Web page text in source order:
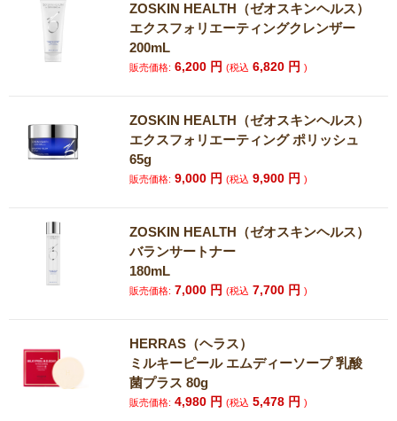
ZOSKIN HEALTH（ゼオスキンヘルス）
エクスフォリエーティングクレンザー
200mL
販売価格: 6,200 円(税込 6,820 円)
ZOSKIN HEALTH（ゼオスキンヘルス）
エクスフォリエーティング ポリッシュ
65g
販売価格: 9,000 円(税込 9,900 円)
ZOSKIN HEALTH（ゼオスキンヘルス）
バランサートナー
180mL
販売価格: 7,000 円(税込 7,700 円)
HERRAS（ヘラス）
ミルキーピール エムディーソープ 乳酸
菌プラス 80g
販売価格: 4,980 円(税込 5,478 円)